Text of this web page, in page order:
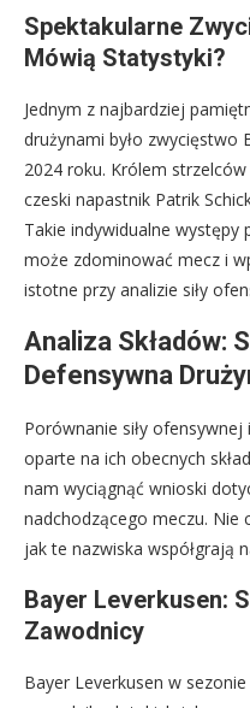
Spektakularne
Mówią Statystyki?
Jednym z najbardziej
drużynami było zwycięstwo
2024 roku. Królem
czeski napastnik Patrik
Takie indywidualne
może zdominować mecz i
istotne przy analizie siły
Analiza Składów:
Defensywna
Porównanie siły
oparte na ich obecnych
nam wyciągnąć wnioski
nadchodzącego meczu. Nie
jak te nazwiska współgrają
Bayer Leverkusen:
Zawodnicy
Bayer Leverkusen w